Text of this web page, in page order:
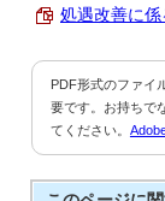
処遇改善に係
PDF形式のファイ
要です。お持ちで
てください。